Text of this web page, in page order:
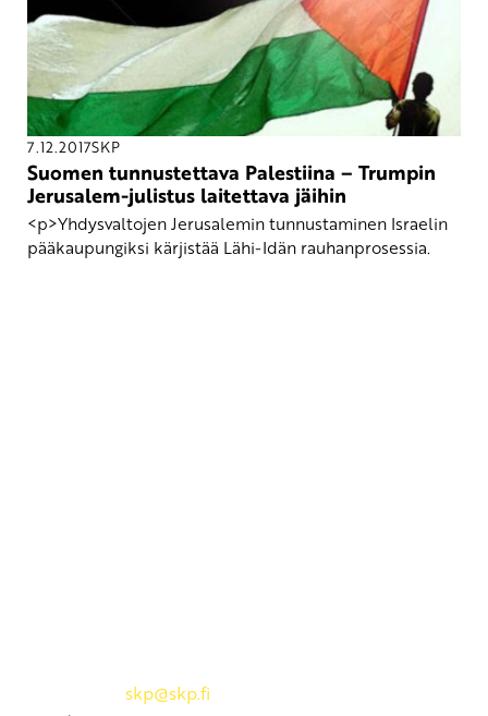
7.12.2017SKP
Suomen tunnustettava Palestiina – Trumpin
Jerusalem-julistus laitettava jäihin
<p>Yhdysvaltojen Jerusalemin tunnustaminen Israelin
pääkaupungiksi kärjistää Lähi-Idän rauhanprosessia.
skp@skp.fi